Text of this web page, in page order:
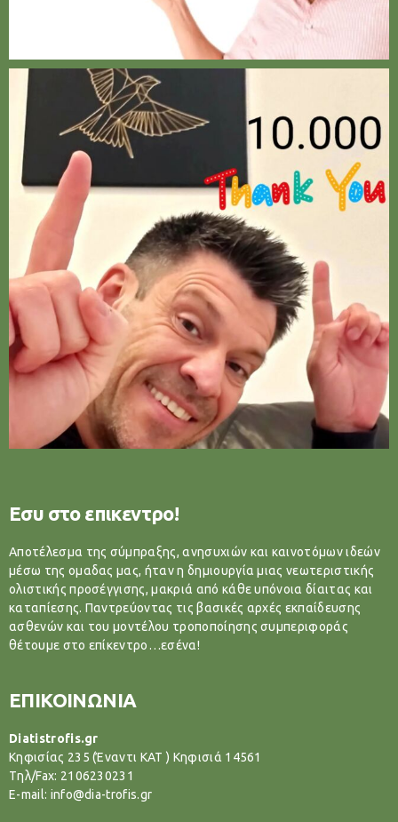
Εσυ στο επικεντρο!
Αποτέλεσμα της σύμπραξης, ανησυχιών και καινοτόμων ιδεών
μέσω της ομαδας μας, ήταν η δημιουργία μιας νεωτεριστικής
ολιστικής προσέγγισης, μακριά από κάθε υπόνοια δίαιτας και
καταπίεσης. Παντρεύοντας τις βασικές αρχές εκπαίδευσης
ασθενών και του μοντέλου τροποποίησης συμπεριφοράς
θέτουμε στο επίκεντρο…εσένα!
ΕΠΙΚΟΙΝΩΝΙΑ
Diatistrofis.gr
Κηφισίας 235 (Έναντι ΚΑΤ ) Κηφισιά 14561
Tηλ/Fax: 2106230231
E-mail: info@dia-trofis.gr